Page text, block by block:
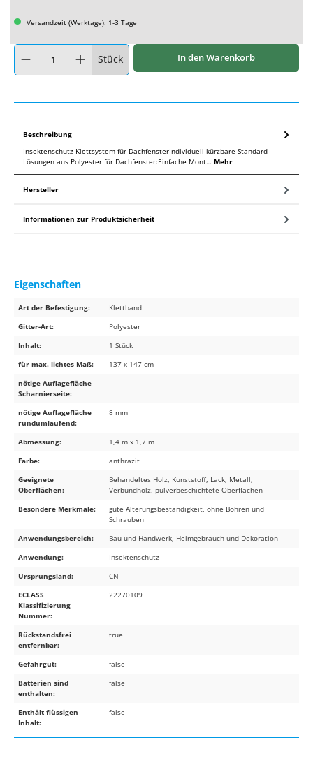
Versandzeit (Werktage): 1-3 Tage
Produkt Anzahl: Gib den gewünschten Wert ein oder benutze die Schaltflächen
Stück In den Warenkorb
Beschreibung
Insektenschutz-Klettsystem für DachfensterIndividuell kürzbare Standard-
Lösungen aus Polyester für Dachfenster:Einfache Mont… Mehr
Hersteller
Informationen zur Produktsicherheit
Eigenschaften
Art der Befestigung:
Klettband
Gitter-Art:
Polyester
Inhalt:
1 Stück
für max. lichtes Maß:
137 x 147 cm
nötige Auflagefläche
Scharnierseite:
-
nötige Auflagefläche
rundumlaufend:
8 mm
Abmessung:
1,4 m x 1,7 m
Farbe:
anthrazit
Geeignete
Oberflächen:
Behandeltes Holz, Kunststoff, Lack, Metall,
Verbundholz, pulverbeschichtete Oberflächen
Besondere Merkmale:
gute Alterungsbeständigkeit, ohne Bohren und
Schrauben
Anwendungsbereich:
Bau und Handwerk, Heimgebrauch und Dekoration
Anwendung:
Insektenschutz
Ursprungsland:
CN
ECLASS
Klassifizierung
Nummer:
22270109
Rückstandsfrei
entfernbar:
true
Gefahrgut:
false
Batterien sind
enthalten:
false
Enthält flüssigen
Inhalt:
false